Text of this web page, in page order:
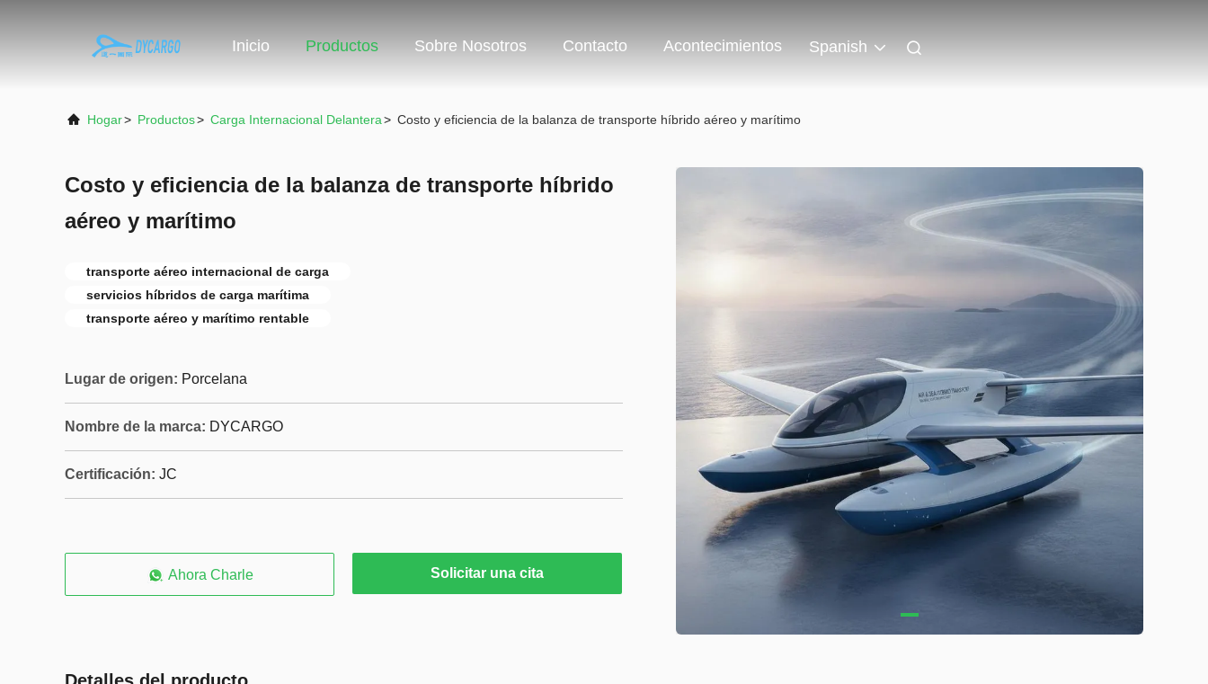
Inicio Productos Sobre Nosotros Contacto Acontecimientos Spanish
Hogar> Productos> Carga Internacional Delantera> Costo y eficiencia de la balanza de transporte híbrido aéreo y marítimo
Costo y eficiencia de la balanza de transporte híbrido
aéreo y marítimo
transporte aéreo internacional de carga
servicios híbridos de carga marítima
transporte aéreo y marítimo rentable
Lugar de origen: Porcelana
Nombre de la marca: DYCARGO
Certificación: JC
Ahora Charle Solicitar una cita